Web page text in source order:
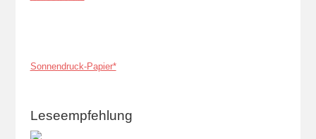
Sonnendruck-Papier*
Leseempfehlung